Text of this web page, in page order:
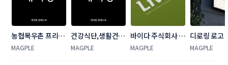
농협목우촌 프리미
엄 브랜드 네이밍
MAGPLE
건강식단,생활건기
식 네이밍 콘테스트
MAGPLE
바이다 주식회사
로고 콘테스트
MAGPLE
디로링 로고
트 [창업 기
MAGPLE